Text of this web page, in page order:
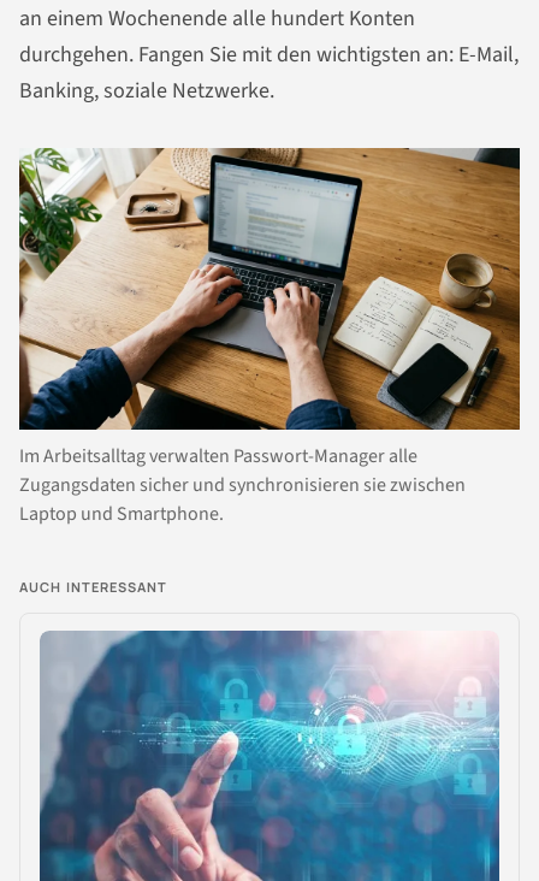
an einem Wochenende alle hundert Konten
durchgehen. Fangen Sie mit den wichtigsten an: E-Mail,
Banking, soziale Netzwerke.
Im Arbeitsalltag verwalten Passwort-Manager alle
Zugangsdaten sicher und synchronisieren sie zwischen
Laptop und Smartphone.
AUCH INTERESSANT